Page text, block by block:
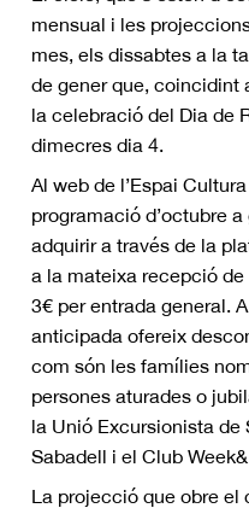
mensual i les
mes, els dissabtes a la
de gener que, coincidint
la celebració del Dia de
dimecres dia 4.
Al web de l’Espai
programació d’octubre
adquirir a través de la
a la mateixa recepció de
3€ per entrada general.
anticipada ofereix
com són les famílies
persones aturades o
la Unió Excursionista
Sabadell i el Club
La projecció que obre el